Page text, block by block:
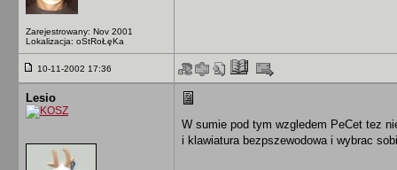
Zarejestrowany: Nov 2001
Lokalizacja: oStRoŁęKa
10-11-2002 17:36
Lesio
W sumie pod tym wzgledem PeCet tez
i klawiatura bezpszewodowa i wybrac